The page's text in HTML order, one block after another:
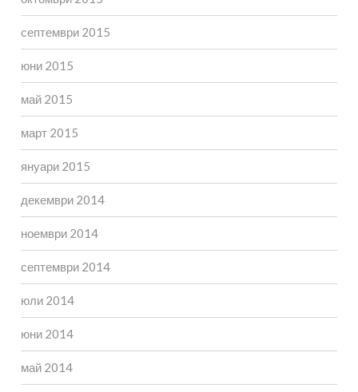
септември 2015
юни 2015
май 2015
март 2015
януари 2015
декември 2014
ноември 2014
септември 2014
юли 2014
юни 2014
май 2014